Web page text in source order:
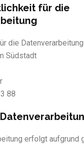
für die
die
Südstadt
88
erfolgt aufgrund